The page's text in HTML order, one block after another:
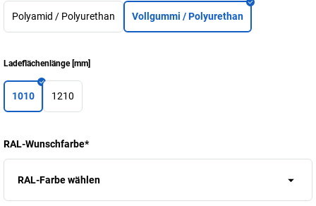
Polyamid / Polyurethan Vollgummi / Polyurethan
Ladeflächenlänge[mm]
1010 1210
RAL-Wunschfarbe*
RAL-Farbe wählen